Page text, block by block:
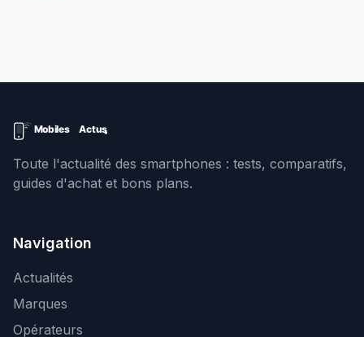
Toute l'actualité des smartphones : tests, comparatifs,
guides d'achat et bons plans.
Navigation
Actualités
Marques
Opérateurs